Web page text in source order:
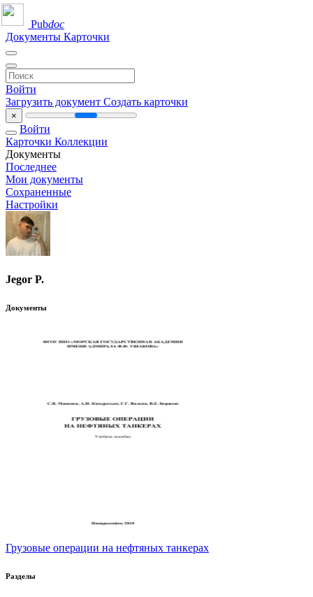
Pubdoc
Документы Карточки
Войти
Загрузить документ Создать карточки
×
Войти
Карточки Коллекции
Документы
Последнее
Мои документы
Сохраненные
Настройки
Jegor P.
Документы
Грузовые операции на нефтяных танкерах
Разделы